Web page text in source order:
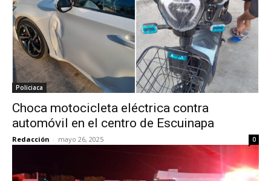
Policiaca
Choca motocicleta eléctrica contra
automóvil en el centro de Escuinapa
Redacción - mayo 26, 2025 0